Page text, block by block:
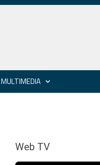
MULTIMEDIA
Web TV